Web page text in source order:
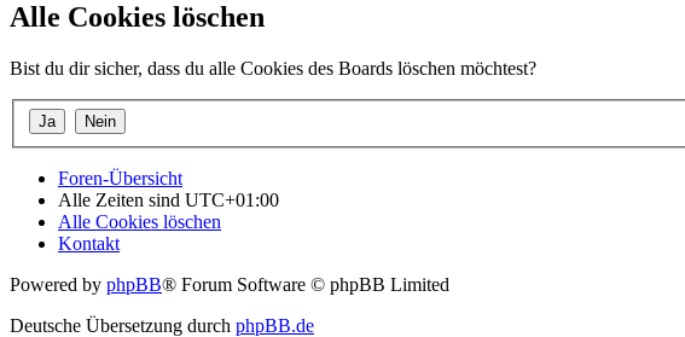
Alle Cookies löschen
Bist du dir sicher, dass du alle Cookies des Boards löschen möchtest?
Foren-Übersicht
Alle Zeiten sind UTC+01:00
Alle Cookies löschen
Kontakt
Powered by phpBB® Forum Software © phpBB Limited
Deutsche Übersetzung durch phpBB.de